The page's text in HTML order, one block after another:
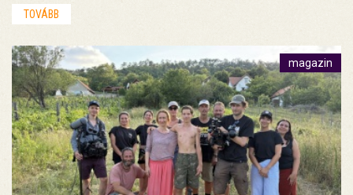
TOVÁBB
magazin